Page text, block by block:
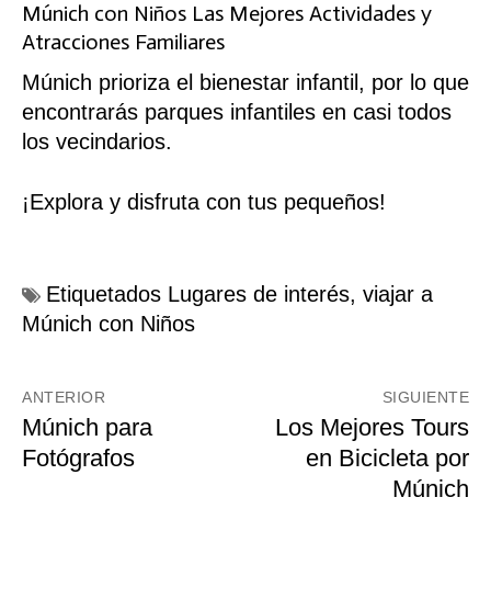
Múnich con Niños Las Mejores Actividades y
Atracciones Familiares
Múnich prioriza el bienestar infantil, por lo que
encontrarás parques infantiles en casi todos
los vecindarios.
¡Explora y disfruta con tus pequeños!
Etiquetados Lugares de interés, viajar a
Múnich con Niños
Navegación
de
entradas
ANTERIOR
Entrada
anterior:
Múnich para
Fotógrafos
SIGUIENTE
Entrada
siguiente:
Los Mejores Tours
en Bicicleta por
Múnich